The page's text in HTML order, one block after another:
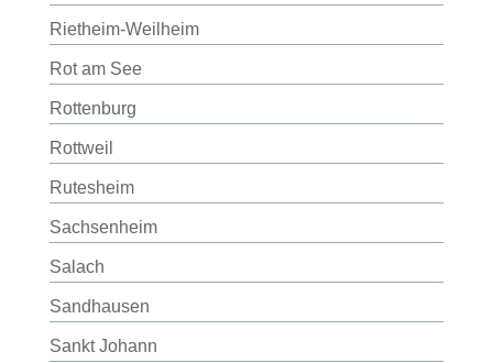
Rietheim-Weilheim
Rot am See
Rottenburg
Rottweil
Rutesheim
Sachsenheim
Salach
Sandhausen
Sankt Johann